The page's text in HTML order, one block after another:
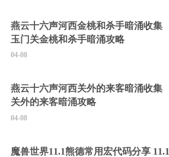
燕云十六声河西金桃和杀手暗涌收集
玉门关金桃和杀手暗涌攻略
04-08
燕云十六声河西关外的来客暗涌收集
关外的来客暗涌攻略
04-08
魔兽世界11.1熊德常用宏代码分享 11.1